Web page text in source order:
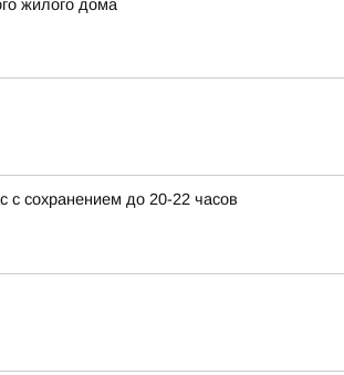
жилого дома
сохранением до 20-22 часов